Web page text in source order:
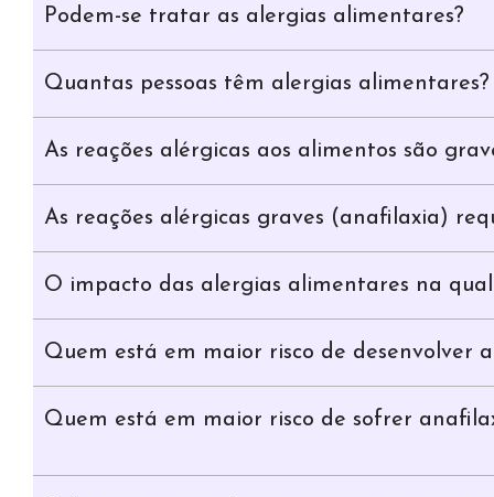
Podem-se tratar as alergias alimentares?
Quantas pessoas têm alergias alimentares?
As reações alérgicas aos alimentos são
As reações alérgicas graves (anafilaxia)
O impacto das alergias alimentares na
Quem está em maior risco de desenvolver
Quem está em maior risco de sofrer